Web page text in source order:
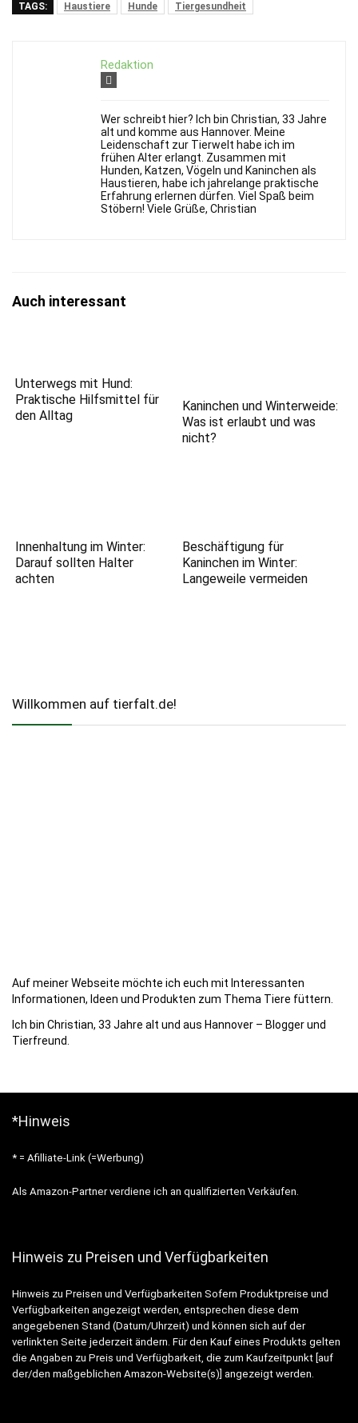
TAGS: Haustiere Hunde Tiergesundheit
Redaktion
Wer schreibt hier? Ich bin Christian, 33 Jahre
alt und komme aus Hannover. Meine
Leidenschaft zur Tierwelt habe ich im
frühen Alter erlangt. Zusammen mit
Hunden, Katzen, Vögeln und Kaninchen als
Haustieren, habe ich jahrelange praktische
Erfahrung erlernen dürfen. Viel Spaß beim
Stöbern! Viele Grüße, Christian
Auch interessant
Unterwegs mit Hund:
Praktische Hilfsmittel für
den Alltag
Kaninchen und Winterweide:
Was ist erlaubt und was
nicht?
Innenhaltung im Winter:
Darauf sollten Halter
achten
Beschäftigung für
Kaninchen im Winter:
Langeweile vermeiden
Willkommen auf tierfalt.de!
Auf meiner Webseite möchte ich euch mit Interessanten
Informationen, Ideen und Produkten zum Thema Tiere füttern.
Ich bin Christian, 33 Jahre alt und aus Hannover – Blogger und
Tierfreund.
*Hinweis
* = Afilliate-Link (=Werbung)
Als Amazon-Partner verdiene ich an qualifizierten Verkäufen.
Hinweis zu Preisen und Verfügbarkeiten
Hinweis zu Preisen und Verfügbarkeiten Sofern Produktpreise und
Verfügbarkeiten angezeigt werden, entsprechen diese dem
angegebenen Stand (Datum/Uhrzeit) und können sich auf der
verlinkten Seite jederzeit ändern. Für den Kauf eines Produkts gelten
die Angaben zu Preis und Verfügbarkeit, die zum Kaufzeitpunkt [auf
der/den maßgeblichen Amazon-Website(s)] angezeigt werden.